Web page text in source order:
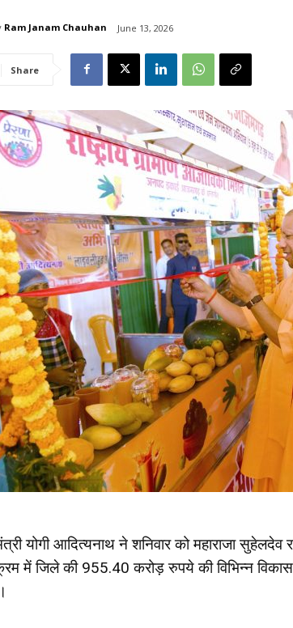
Ram Janam Chauhan June 13, 2026
Share
योगी आदित्यनाथ ने शनिवार को महाराजा सुहेलदेव
में जिले की 955.40 करोड़ रुपये की विभिन्न